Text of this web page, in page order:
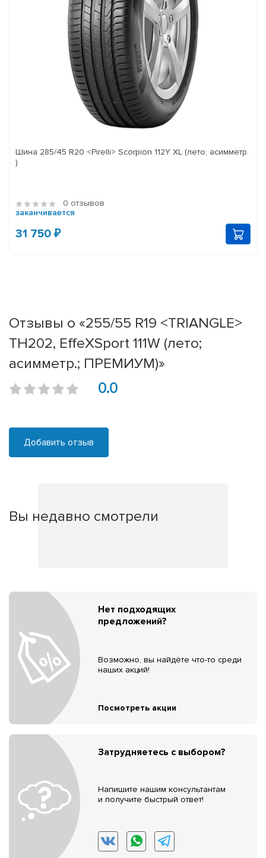
Шина 285/45 R20 <Pirelli> Scorpion 112Y XL (лето; асимметр.
)
0 отзывов
заканчивается
31 750 ₽
Отзывы о «255/55 R19 <TRIANGLE>
TH202, EffeXSport 111W (лето;
асимметр.; ПРЕМИУМ)»
0.0
Добавить отзыв
Вы недавно смотрели
Нет подходящих
предложений?
Возможно, вы найдёте что-то среди
наших акций!
Посмотреть акции
Затрудняетесь с выбором?
Напишите нашим консультантам
и получите быстрый ответ!